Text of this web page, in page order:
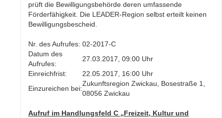
prüft die Bewilligungsbehörde deren umfassende
Förderfähigkeit. Die LEADER-Region selbst erteilt keinen
Bewilligungsbescheid.
Nr. des Aufrufes: 02-2017-C
Datum des
Aufrufes:
27.03.2017, 09:00 Uhr
Einreichfrist:
22.05.2017, 16:00 Uhr
Einzureichen bei:
Zukunftsregion Zwickau, Bosestraße 1,
08056 Zwickau
Aufruf im Handlungsfeld C „Freizeit, Kultur und